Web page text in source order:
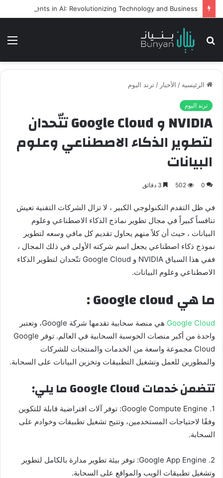
بحث
الرئيسية / الأخبار / ترند اليوم
ترند اليوم
NVIDIA و Google Cloud تتّحدان
لتطوير الذكاء الاصطناعي وعلوم
البيانات
0
502
في ظل التقدم التكنولوجي الكبير ، لا تزال الشركات التقنية تعيش
تنافساً كبيراً في مجال تطوير نماذج الذكاء الاصطناعي وعلوم
البيانات ، حيث أن كلاً منهم يحاول تقديم كل مافي وسعه لتطوير
نموذج ذكاء اصطناعي يجعل اسم شركته الأولى في ذلك المجال ،
ففي هذا السياق NVIDIA و Google Cloud تتّحدان لتطوير الذكاء
الاصطناعي وعلوم البيانات.
ما هي Google cloud :
Google Cloud
هي منصة سحابية تقدمها شركة Google، وتعتبر
واحدة من أكبر منصات الحوسبة السحابية في العالم. توفر Google
Cloud مجموعة واسعة من الخدمات والمنتجات للشركات
والمطورين للعمل وتشغيل التطبيقات وتخزين البيانات على السحابة.
تتضمن خدمات Google Cloud ما يلي:
1. Google Compute Engine: توفر آلات افتراضية قابلة للتكوين
وفقًا لاحتياجات المستخدمين، وتتيح تشغيل تطبيقات وخوادم على
السحابة.
2. Google App Engine: توفر بيئة تطوير مدارة بالكامل لتطوير
وتشغيل تطبيقات الويب والمواقع على السحابة.